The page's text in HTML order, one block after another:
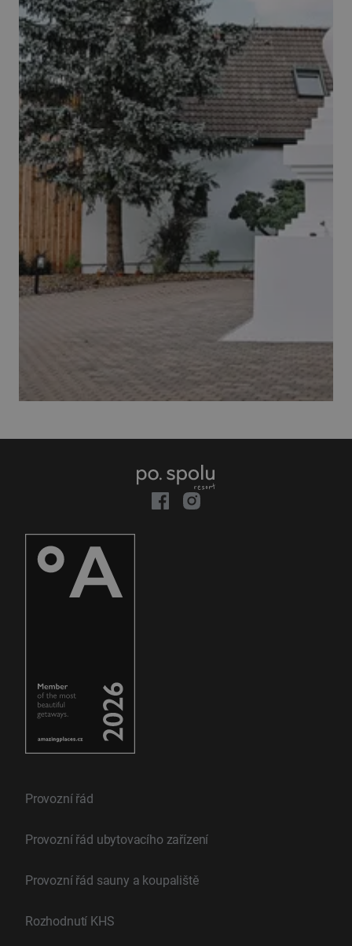
Provozní řád
Provozní řád ubytovacího zařízení
Provozní řád sauny a koupaliště
Rozhodnutí KHS